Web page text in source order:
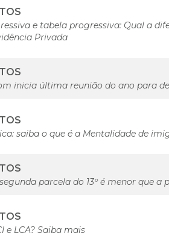
e tabela progressiva: Qual a
Privada
inicia última reunião do ano para
saiba o que é a Mentalidade de
parcela do 13º é menor que a
e LCA? Saiba mais